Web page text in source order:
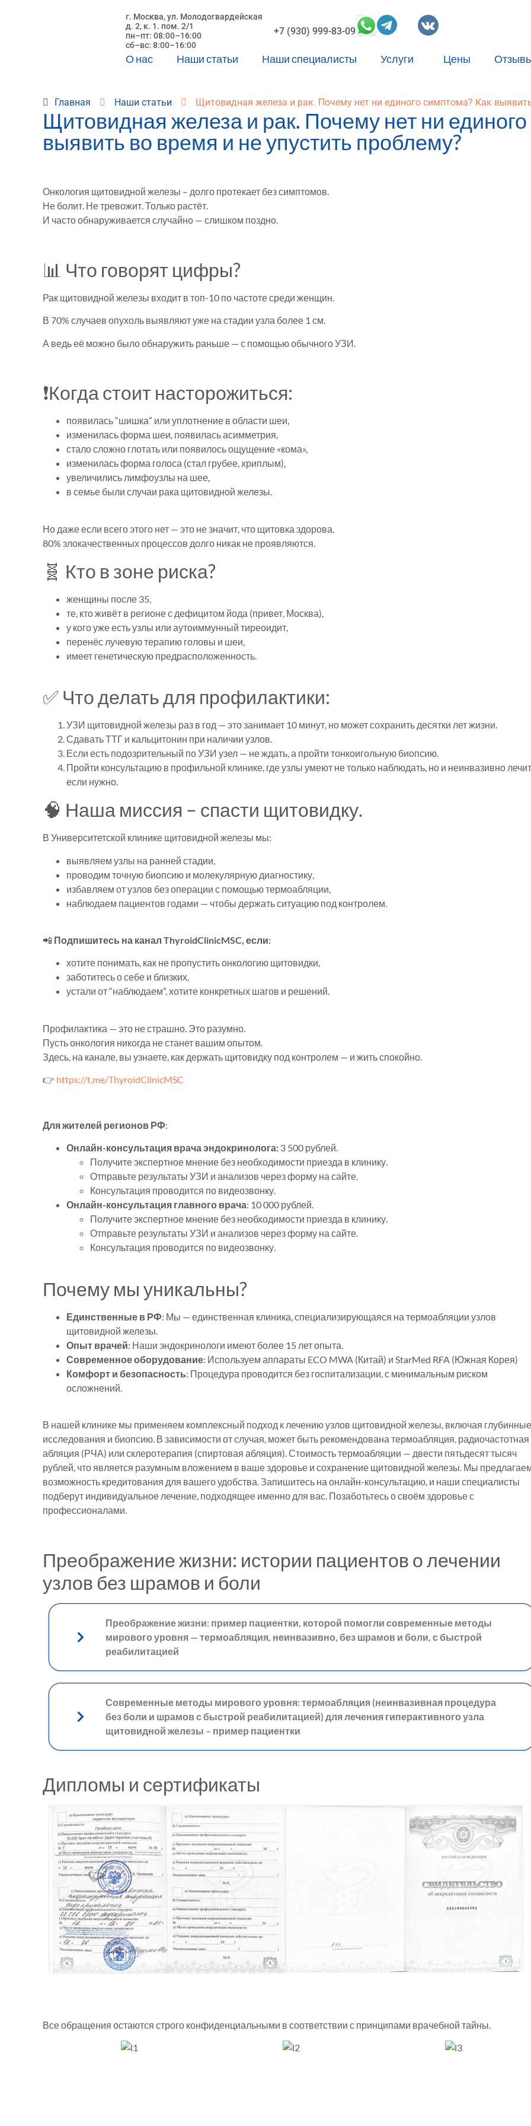
г. Москва, ул. Молодогвардейская
д. 2, к. 1. пом. 2/1
пн–пт: 08:00–16:00
сб–вс: 8:00–16:00
+7 (930) 999-83-09
О нас Наши статьи Наши специалисты Услуги Цены
Главная Наши статьи Щитовидная железа и рак. Почему нет ни единого симптома? Как
Щитовидная железа и рак. Почему нет ни
выявить во время и не упустить проблему?
Онкология щитовидной железы – долго протекает без симптомов.
Не болит. Не тревожит. Только растёт.
И часто обнаруживается случайно — слишком поздно.
📊 Что говорят цифры?
Рак щитовидной железы входит в топ-10 по частоте среди женщин.
В 70% случаев опухоль выявляют уже на стадии узла более 1 см.
А ведь её можно было обнаружить раньше — с помощью обычного УЗИ.
❗Когда стоит насторожиться:
появилась “шишка” или уплотнение в области шеи,
изменилась форма шеи, появилась асимметрия,
стало сложно глотать или появилось ощущение «кома»,
изменилась форма голоса (стал грубее, хриплым),
увеличились лимфоузлы на шее,
в семье были случаи рака щитовидной железы.
Но даже если всего этого нет — это не значит, что щитовка здорова.
80% злокачественных процессов долго никак не проявляются.
🧬 Кто в зоне риска?
женщины после 35,
те, кто живёт в регионе с дефицитом йода (привет, Москва),
у кого уже есть узлы или аутоиммунный тиреоидит,
перенёс лучевую терапию головы и шеи,
имеет генетическую предрасположенность.
✅ Что делать для профилактики:
УЗИ щитовидной железы раз в год — это занимает 10 минут, но может сохранить десятки лет жизни.
Сдавать ТТГ и кальцитонин при наличии узлов.
Если есть подозрительный по УЗИ узел — не ждать, а пройти тонкоигольную биопсию.
Пройти консультацию в профильной клинике, где узлы умеют не только наблюдать, но и неинвазивно
если нужно.
🧠 Наша миссия – спасти щитовидку.
В Университетской клинике щитовидной железы мы:
выявляем узлы на ранней стадии,
проводим точную биопсию и молекулярную диагностику,
избавляем от узлов без операции с помощью термоабляции,
наблюдаем пациентов годами — чтобы держать ситуацию под контролем.
📲 Подпишитесь на канал ThyroidClinicMSC, если:
хотите понимать, как не пропустить онкологию щитовидки,
заботитесь о себе и близких,
устали от “наблюдаем”, хотите конкретных шагов и решений.
Профилактика — это не страшно. Это разумно.
Пусть онкология никогда не станет вашим опытом.
Здесь, на канале, вы узнаете, как держать щитовидку под контролем — и жить спокойно.
👉 https://t.me/ThyroidClinicMSC
Для жителей регионов РФ:
Онлайн-консультация врача эндокринолога: 3 500 рублей.
Получите экспертное мнение без необходимости приезда в клинику.
Отправьте результаты УЗИ и анализов через форму на сайте.
Консультация проводится по видеозвонку.
Онлайн-консультация главного врача: 10 000 рублей.
Получите экспертное мнение без необходимости приезда в клинику.
Отправьте результаты УЗИ и анализов через форму на сайте.
Консультация проводится по видеозвонку.
Почему мы уникальны?
Единственные в РФ: Мы — единственная клиника, специализирующаяся на термоабляции узлов
щитовидной железы.
Опыт врачей: Наши эндокринологи имеют более 15 лет опыта.
Современное оборудование: Используем аппараты ECO MWA (Китай) и StarMed RFA (Южная Корея)
Комфорт и безопасность: Процедура проводится без госпитализации, с минимальным риском
осложнений.
В нашей клинике мы применяем комплексный подход к лечению узлов щитовидной железы, включая глубинные
исследования и биопсию. В зависимости от случая, может быть рекомендована термоабляция, радиочастотная
абляция (РЧА) или склеротерапия (спиртовая абляция). Стоимость термоабляции — двести пятьдесят тысяч
рублей, что является разумным вложением в ваше здоровье и сохранение щитовидной железы. Мы
возможность кредитования для вашего удобства. Запишитесь на онлайн-консультацию, и наши специалисты
подберут индивидуальное лечение, подходящее именно для вас. Позаботьтесь о своём здоровье с
профессионалами.
Преображение жизни: истории пациентов о лечении
узлов без шрамов и боли
Преображение жизни: пример пациентки, которой помогли современные методы
мирового уровня — термоабляция, неинвазивно, без шрамов и боли, с быстрой
реабилитацией
Современные методы мирового уровня: термоабляция (неинвазивная процедура
без боли и шрамов с быстрой реабилитацией) для лечения гиперактивного узла
щитовидной железы – пример пациентки
Дипломы и сертификаты
Все обращения остаются строго конфиденциальными в соответствии с принципами врачебной тайны.